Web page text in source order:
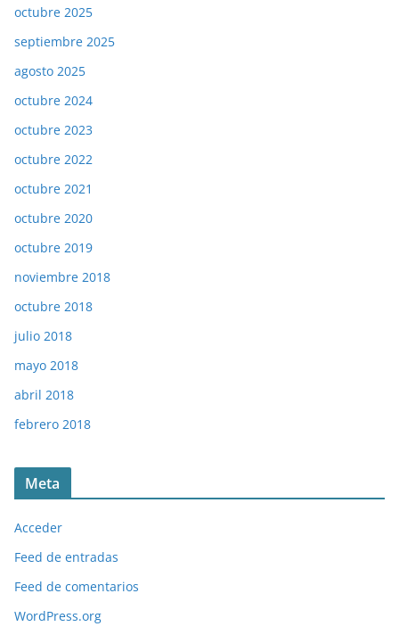
octubre 2025
septiembre 2025
agosto 2025
octubre 2024
octubre 2023
octubre 2022
octubre 2021
octubre 2020
octubre 2019
noviembre 2018
octubre 2018
julio 2018
mayo 2018
abril 2018
febrero 2018
Meta
Acceder
Feed de entradas
Feed de comentarios
WordPress.org